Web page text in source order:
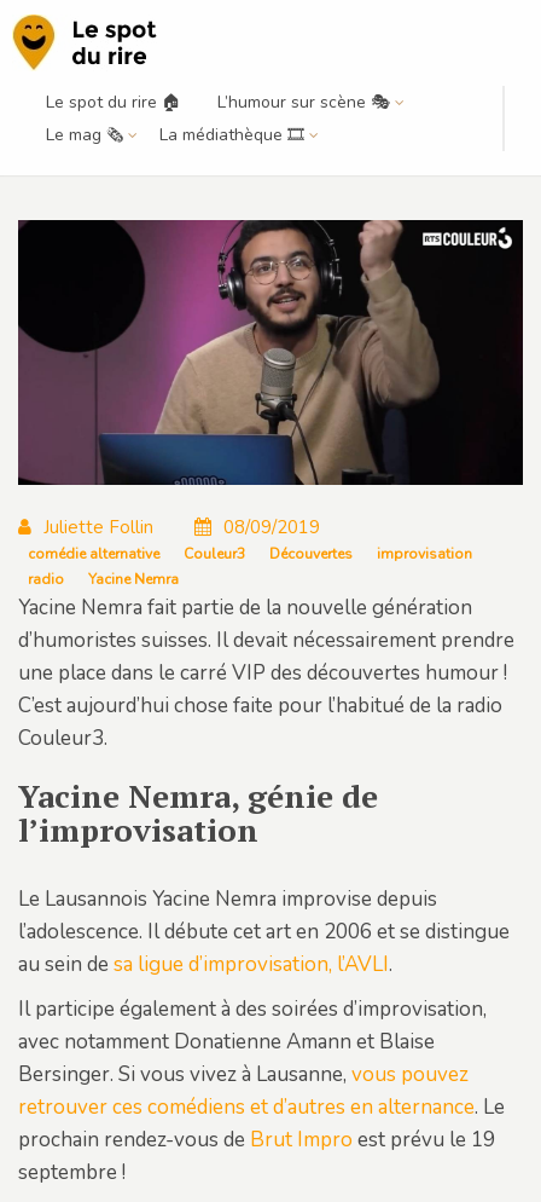
Le spot du rire 🏠
L’humour sur scène 🎭
Le mag 🗞️
La médiathèque 🎞️
La découverte du mois – Septembre
Juliette Follin 08/09/2019
comédie alternative Couleur3 Découvertes
improvisation
radio
Yacine Nemra
Yacine Nemra fait partie de la nouvelle génération
d’humoristes suisses. Il devait nécessairement prendre
une place dans le carré VIP des découvertes humour !
C’est aujourd’hui chose faite pour l’habitué de la radio
Couleur3.
Yacine Nemra, génie de
l’improvisation
Le Lausannois Yacine Nemra improvise depuis
l’adolescence. Il débute cet art en 2006 et se distingue
au sein de sa ligue d’improvisation, l’AVLI.
Il participe également à des soirées d’improvisation,
avec notamment Donatienne Amann et Blaise
Bersinger. Si vous vivez à Lausanne, vous pouvez
retrouver ces comédiens et d’autres en alternance. Le
prochain rendez-vous de Brut Impro est prévu le 19
septembre !